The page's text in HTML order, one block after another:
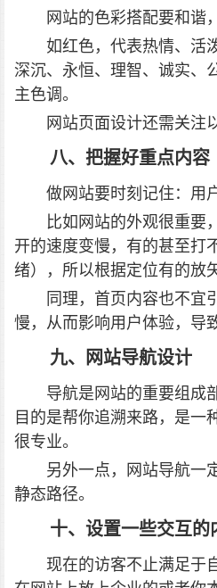
网站的色彩搭配要和谐
如红色，代表热情、活
深沉、永恒、理智、诚实、
主色调。
网站页面设计还需关注
八、把握好重点内容
做网站要时刻记住：用
比如网站的外观很重要
开的速度变慢，有的甚至打
绪），所以根据定位有的放
同理，首页内容也不宜
慢，从而影响用户体验，导
九、网站导航设计
导航是网站的重要组成
目的是帮你追溯来路，是一
很专业。
另外一点，网站导航一
静态路径。
十、设置一些交互的
现在的访客不止满足于